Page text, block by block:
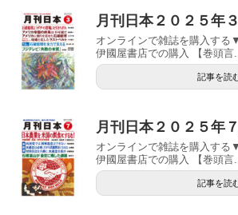
月刊日本２０２５年
オンラインで雑誌を購入す
伊國屋書店での購入 【巻頭言...
記事を読
月刊日本２０２５年
オンラインで雑誌を購入す
伊國屋書店での購入 【巻頭言...
記事を読